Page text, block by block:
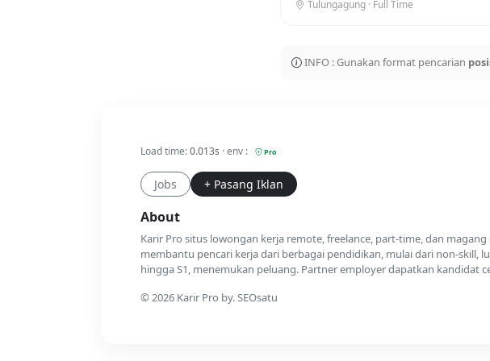
Tulungagung · Full Time
INFO : Gunakan format pencarian
Load time:0.013s · env : Pro
Jobs + Pasang Iklan
About
Karir Pro situs lowongan kerja remote, freelance, part-time, dan magang
membantu pencari kerja dari berbagai pendidikan, mulai dari non-skill,
hingga S1, menemukan peluang. Partner employer dapatkan kandidat
© 2026 Karir Pro by. SEOsatu